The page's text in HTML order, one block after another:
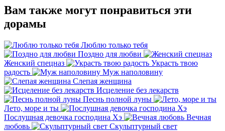
Вам также могут понравиться эти
дорамы
Люблю только тебя
Поздно для любви
Женский спецназ
Украсть твою
радость
Муж наполовину
Слепая женщина
Исцеление без лекарств
Песнь полной луны
Лето, море и ты
Послушная девочка господина Хэ
Вечная
любовь
Скульптурный свет